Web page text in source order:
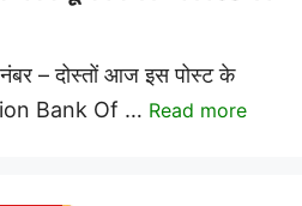
– दोस्तों आज इस पोस्ट के
Bank Of … Read more